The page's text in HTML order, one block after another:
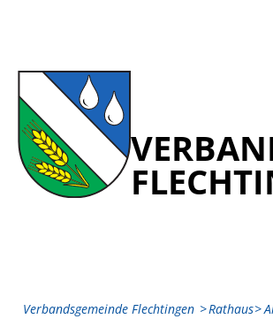
Verbandsgemeinde Flechtingen Rathaus